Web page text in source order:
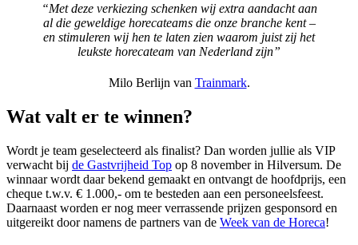
“Met deze verkiezing schenken wij extra aandacht aan
al die geweldige horecateams die onze branche kent –
en stimuleren wij hen te laten zien waarom juist zij het
leukste horecateam van Nederland zijn”
Milo Berlijn van Trainmark.
Wat valt er te winnen?
Wordt je team geselecteerd als finalist? Dan worden jullie als VIP
verwacht bij de Gastvrijheid Top op 8 november in Hilversum. De
winnaar wordt daar bekend gemaakt en ontvangt de hoofdprijs, een
cheque t.w.v. € 1.000,- om te besteden aan een personeelsfeest.
Daarnaast worden er nog meer verrassende prijzen gesponsord en
uitgereikt door namens de partners van de Week van de Horeca!